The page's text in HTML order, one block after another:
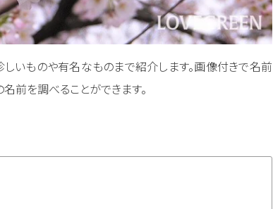
いものや有名なものまで紹介します。画像付きで名前
前を調べることができます。